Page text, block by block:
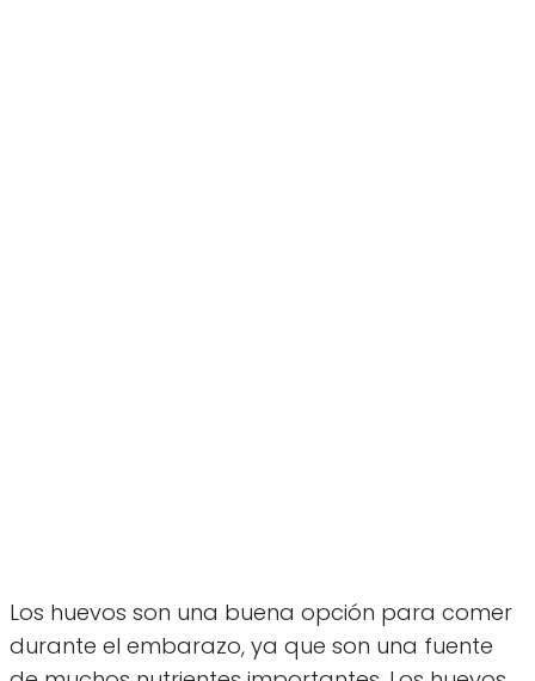
Los huevos son una buena opción para comer
durante el embarazo, ya que son una fuente